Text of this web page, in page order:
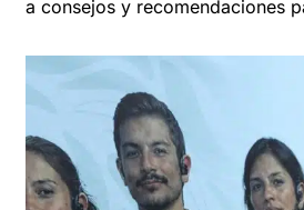
a consejos y recomendaciones